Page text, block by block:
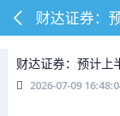
财达证券：预计上
2026-07-09